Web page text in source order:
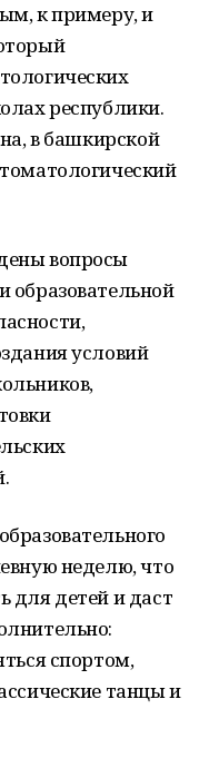
к примеру, и
республики.
в башкирской
вопросы
образовательной
условий
неделю, что
для детей и даст
спортом,
танцы и